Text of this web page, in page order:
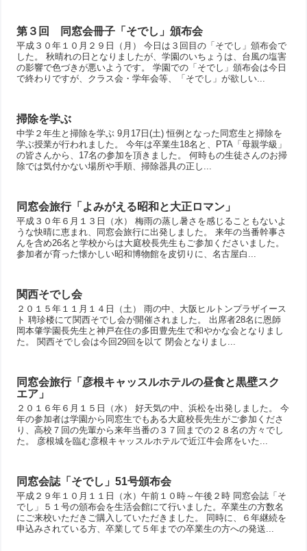
第３回 同窓会冊子「そでし」頒布会
平成３０年１０月２９日（月） 今日は３回目の「そでし」頒布会で
した。 秋晴れの日となりましたが、学園のいちょうは、台風の塩害
の影響で色づきが悪いようです。 学園での「そでし」頒布会は今日
で終わりですが、クラス会・学年会等、「そでし」が欲しい...
掃除を学ぶ
中学２年生と掃除を学ぶ 9月17日(土) 恒例となった同窓生と掃除を
学ぶ授業が行われました。 今年は卒業生18名と、PTA「母親学級」
の皆さんから、17名の参加を頂きました。 何時もの生徒さんのお掃
除では気付かない場所や手順、掃除器具の正し...
同窓会旅行「よみがえる昭和と大正ロマン」
平成３０年６月１３日（水） 梅雨の蒸し暑さを感じることもないよ
うな快晴に恵まれ、同窓会旅行に出発しました。 来年の当番幹事さ
んを含め26名と学校からは大庭校長先生もご参加くださいました。
参加者が育った懐かしい昭和博物館を皮切りに、名古屋白...
関西そでし会
２０１５年１１月１４日（土） 雨の中、大阪ヒルトンプラザイース
ト 聘珍楼にて関西そでし会が開催されました。 出席者28名に恩師
岡本肇学園長先生と神戸在住の多田豊先生で和やかな会となりまし
た。 関西そでし会は今回29回を以て 閉会となりまし...
同窓会旅行「彦根キャッスルホテルの昼食と黒壁スク
エア」
２０１６年６月１５日（水） 好天気の中、浜松を出発しました。 今
年の参加者は学園から同窓生でもある大庭校長先生がご参加くださ
り、高校７回の先輩から来年当番の３７回までの２８名の方々でし
た。 彦根城を臨む彦根キャッスルホテルで近江牛会席をいた...
同窓会誌「そでし」51号頒布会
平成２９年１０月１１日（水）午前１０時～午後２時 同窓会誌「そ
でし」５１号の頒布会を生活会館にて行いました。卒業生の方数名
にご来校いただきご購入していただきました。 同時に、６年継続を
申込みされている方、卒業して５年までの卒業生の方への発送...